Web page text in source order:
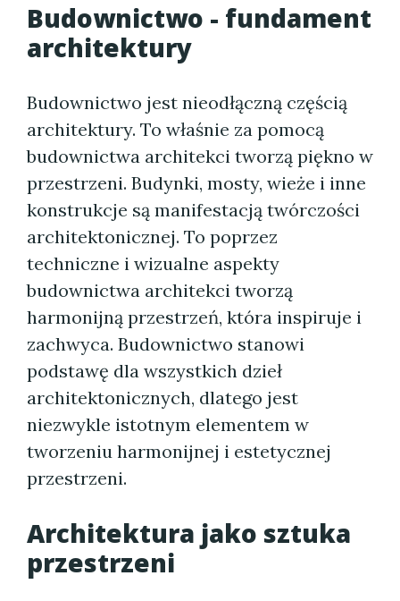
Budownictwo - fundament
architektury
Budownictwo jest nieodłączną częścią
architektury. To właśnie za pomocą
budownictwa architekci tworzą piękno w
przestrzeni. Budynki, mosty, wieże i inne
konstrukcje są manifestacją twórczości
architektonicznej. To poprzez
techniczne i wizualne aspekty
budownictwa architekci tworzą
harmonijną przestrzeń, która inspiruje i
zachwyca. Budownictwo stanowi
podstawę dla wszystkich dzieł
architektonicznych, dlatego jest
niezwykle istotnym elementem w
tworzeniu harmonijnej i estetycznej
przestrzeni.
Architektura jako sztuka
przestrzeni